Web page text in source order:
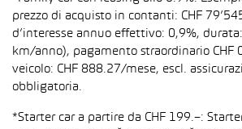
prezzo di acquisto in contanti: CHF
d’interesse annuo effettivo: 0,9%,
km/anno), pagamento straordinario CHF
veicolo: CHF 888.27/mese, escl.
obbligatoria.
*Starter car a partire da CHF 199.–: